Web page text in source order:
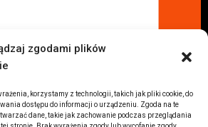
zgodami plików
korzystamy z technologii, takich jak pliki cookie, do
dostępu do informacji o urządzeniu. Zgoda na te
dane, takie jak zachowanie podczas przeglądania